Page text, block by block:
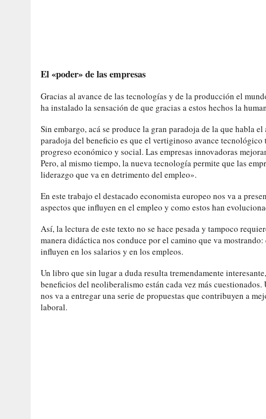
El «poder» de las empresas
Gracias al avance de las tecnologías y de la producción el
ha instalado la sensación de que gracias a estos hechos la
Sin embargo, acá se produce la gran paradoja de la que habla
paradoja del beneficio es que el vertiginoso avance
progreso económico y social. Las empresas innovadoras
Pero, al mismo tiempo, la nueva tecnología permite que las
liderazgo que va en detrimento del empleo».
En este trabajo el destacado economista europeo nos va a
aspectos que influyen en el empleo y como estos han
Así, la lectura de este texto no se hace pesada y tampoco
manera didáctica nos conduce por el camino que va
influyen en los salarios y en los empleos.
Un libro que sin lugar a duda resulta tremendamente
beneficios del neoliberalismo están cada vez más
nos va a entregar una serie de propuestas que contribuyen a
laboral.